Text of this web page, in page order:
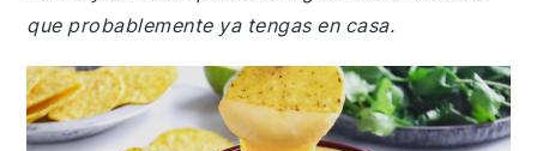
que probablemente ya tengas en casa.